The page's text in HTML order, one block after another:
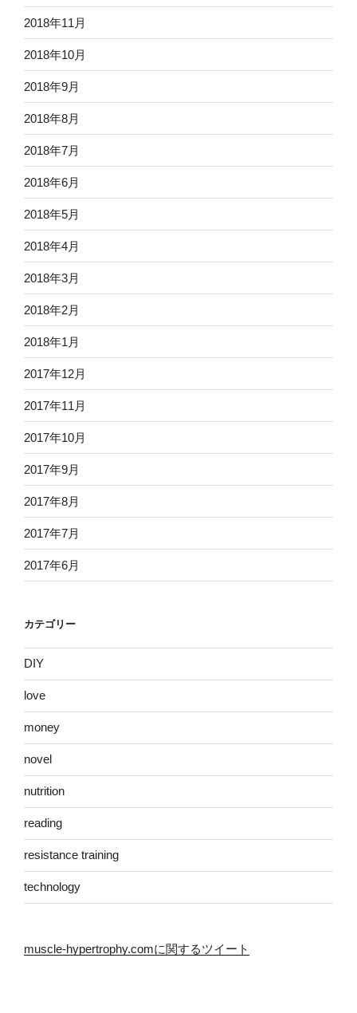
2018年11月
2018年10月
2018年9月
2018年8月
2018年7月
2018年6月
2018年5月
2018年4月
2018年3月
2018年2月
2018年1月
2017年12月
2017年11月
2017年10月
2017年9月
2017年8月
2017年7月
2017年6月
カテゴリー
DIY
love
money
novel
nutrition
reading
resistance training
technology
muscle-hypertrophy.comに関するツイート